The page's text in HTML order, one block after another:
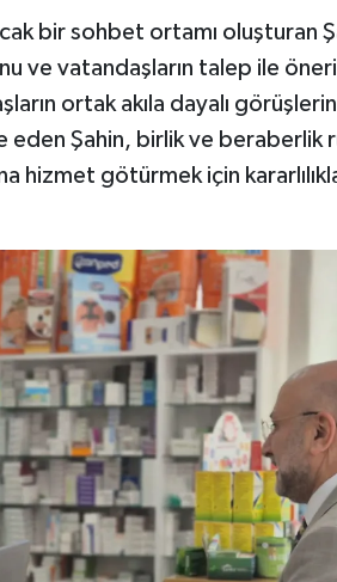
bir sohbet ortamı oluşturan
ve vatandaşların talep ile
ortak akıla dayalı
Şahin, birlik ve beraberlik
hizmet götürmek için